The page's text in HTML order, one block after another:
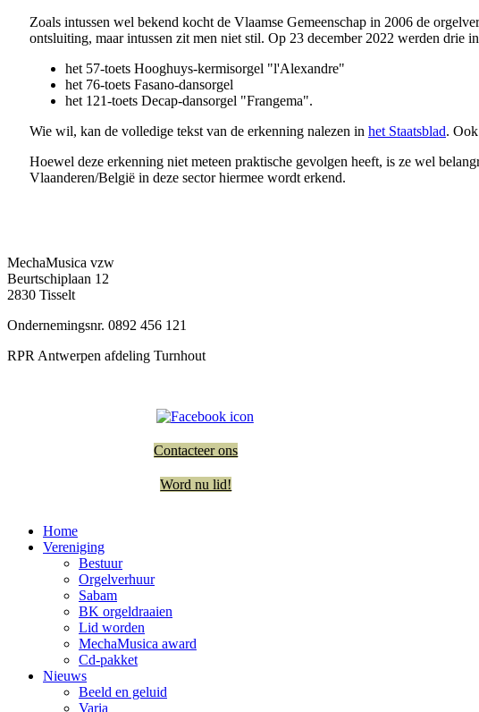
Zoals intussen wel bekend kocht de Vlaamse Gemeenschap in 2006 de
ontsluiting, maar intussen zit men niet stil. Op 23 december 2022 werden drie
het 57-toets Hooghuys-kermisorgel "l'Alexandre"
het 76-toets Fasano-dansorgel
het 121-toets Decap-dansorgel "Frangema".
Wie wil, kan de volledige tekst van de erkenning nalezen in het Staatsblad. Ook
Hoewel deze erkenning niet meteen praktische gevolgen heeft, is ze wel
Vlaanderen/België in deze sector hiermee wordt erkend.
MechaMusica vzw
Beurtschiplaan 12
2830 Tisselt
Ondernemingsnr. 0892 456 121
RPR Antwerpen afdeling Turnhout
Contacteer ons
Word nu lid!
Home
Vereniging
Bestuur
Orgelverhuur
Sabam
BK orgeldraaien
Lid worden
MechaMusica award
Cd-pakket
Nieuws
Beeld en geluid
Varia